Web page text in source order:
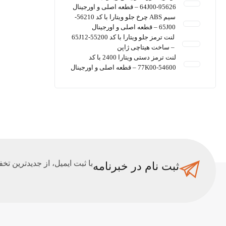
95626-64J00 – قطعه اصلی و اورجینال
سیم ABS چرخ جلو ویتارا با کد 56210-
65J00 – قطعه اصلی و اورجینال
لنت ترمز جلو ویتارا با کد 55200-65J12
– ساخت هیتاچی ژاپن
لنت ترمز دستی ویتارا 2400 با کد
54600-77K00 – قطعه اصلی و اورجینال
ثبت نام در خبرنامهبا ثبت ایمیل، از جدید‌ترین